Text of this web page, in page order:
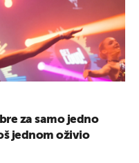
za samo jedno
jednom oživio